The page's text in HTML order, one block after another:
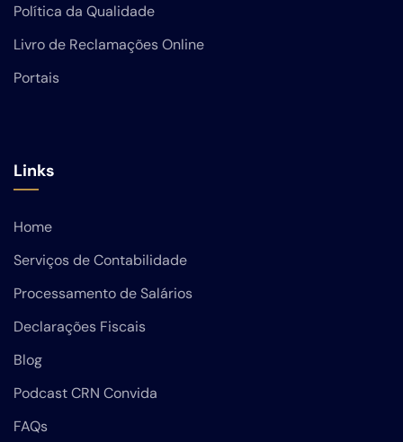
Política da Qualidade
Livro de Reclamações Online
Portais
Links
Home
Serviços de Contabilidade
Processamento de Salários
Declarações Fiscais
Blog
Podcast CRN Convida
FAQs